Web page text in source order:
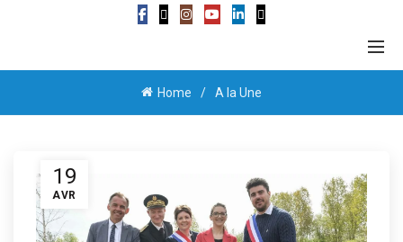
Home A la Une
19
AVR